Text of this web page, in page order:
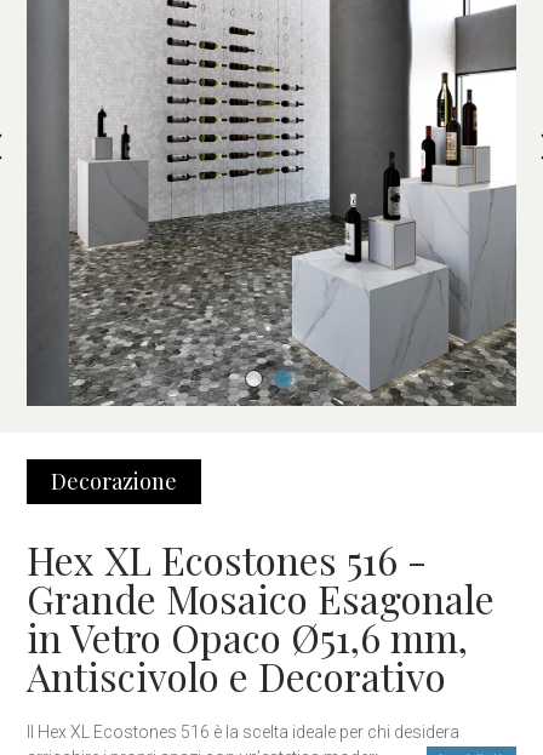
Decorazione
Hex XL Ecostones 516 -
Grande Mosaico Esagonale
in Vetro Opaco Ø51,6 mm,
Antiscivolo e Decorativo
Il Hex XL Ecostones 516 è la scelta ideale per chi desidera